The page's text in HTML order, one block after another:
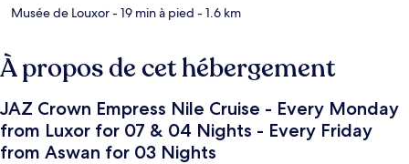
Musée de Louxor- 19 min à pied - 1.6 km
À propos de cet hébergement
JAZ Crown Empress Nile Cruise - Every Monday
from Luxor for 07 & 04 Nights - Every Friday
from Aswan for 03 Nights